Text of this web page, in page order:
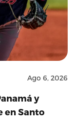
Ago 6, 2026
y
en Santo